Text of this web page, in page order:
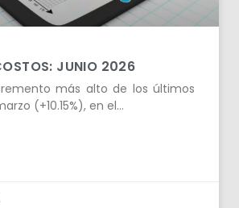
JUNIO 2026
más alto de los últimos
(+10.15%), en el…